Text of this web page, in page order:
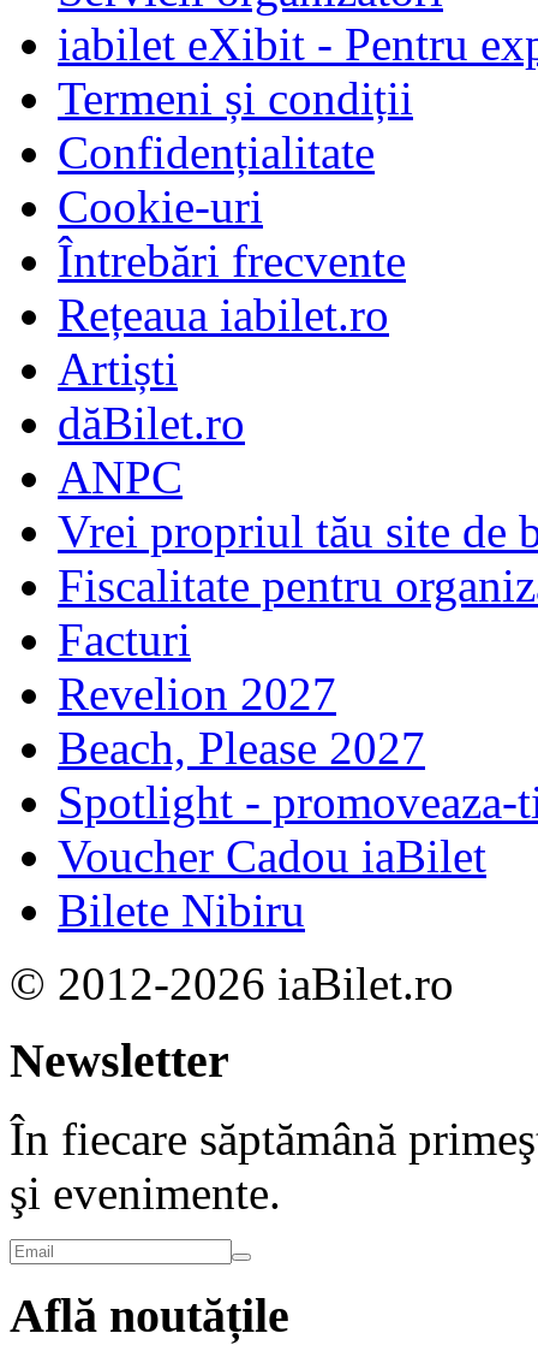
iabilet eXibit - Pentru
Termeni și condiții
Confidențialitate
Cookie-uri
Întrebări frecvente
Rețeaua iabilet.ro
Artiști
dăBilet.ro
ANPC
Vrei propriul tău site de
Fiscalitate pentru
Facturi
Revelion 2027
Beach, Please 2027
Spotlight - promoveaza-
Voucher Cadou iaBilet
Bilete Nibiru
© 2012-2026 iaBilet.ro
Newsletter
În fiecare săptămână
şi evenimente.
Află noutățile